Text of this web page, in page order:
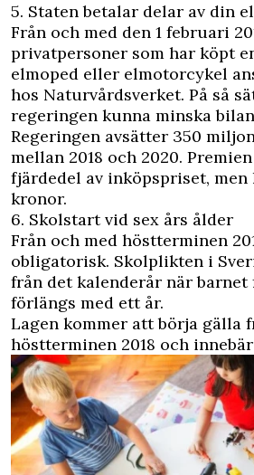
5. Staten betalar delar av din
Från och med den 1 februari
privatpersoner som har köpt
elmoped eller elmotorcykel
hos Naturvårdsverket. På så
regeringen kunna minska
Regeringen avsätter 350
mellan 2018 och 2020.
fjärdedel av inköpspriset, men
kronor.
6. Skolstart vid sex års ålder
Från och med höstterminen
obligatorisk. Skolplikten i
från det kalenderår när
förlängs med ett år.
Lagen kommer att börja gälla
höstterminen 2018 och